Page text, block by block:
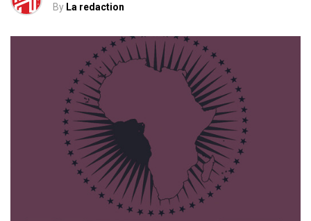
By La redaction